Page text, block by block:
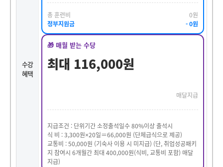
수강
혜택
총 훈련비
0원
정부지원금
- 0원
🎁 매월 받는 수당
최대 116,000원
매달지급
지급조건 : 단위기간 소정출석일수 80%이상 출석시
식 비 : 3,300원×20일＝66,000원 (단체급식으로 제공)
교통비 : 50,000원 (기숙사 이용 시 미지급) (단, 취업성공패키
지 참여시 6개월간 최대 400,000원(식비, 교통비 포함) 매달
지급)